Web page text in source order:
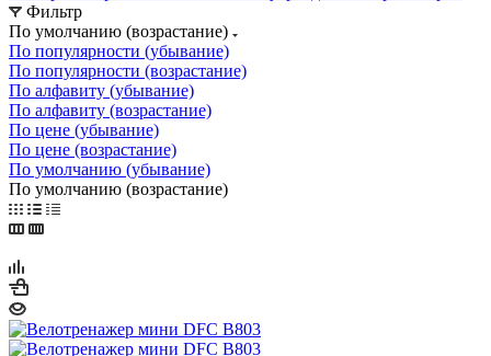
Фильтр
По умолчанию (возрастание)
По популярности (убывание)
По популярности (возрастание)
По алфавиту (убывание)
По алфавиту (возрастание)
По цене (убывание)
По цене (возрастание)
По умолчанию (убывание)
По умолчанию (возрастание)